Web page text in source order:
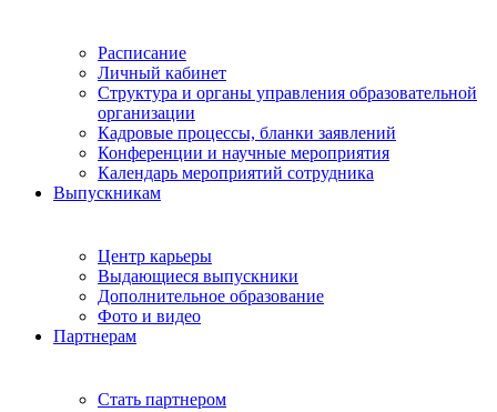
Расписание
Личный кабинет
Структура и органы управления образовательной
организации
Кадровые процессы, бланки заявлений
Конференции и научные мероприятия
Календарь мероприятий сотрудника
Выпускникам
Центр карьеры
Выдающиеся выпускники
Дополнительное образование
Фото и видео
Партнерам
Стать партнером